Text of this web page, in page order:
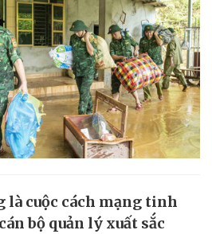
là cuộc cách mạng tinh
bộ quản lý xuất sắc